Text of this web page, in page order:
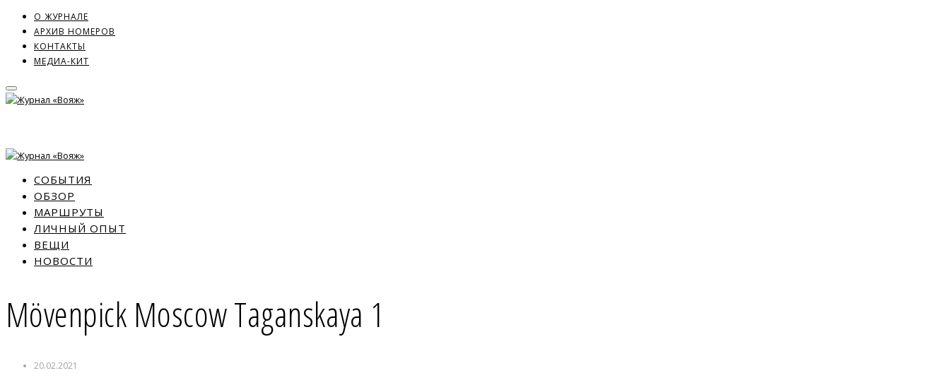
О ЖУРНАЛЕ
АРХИВ НОМЕРОВ
КОНТАКТЫ
МЕДИА-КИТ
СОБЫТИЯ
ОБЗОР
МАРШРУТЫ
ЛИЧНЫЙ ОПЫТ
ВЕЩИ
НОВОСТИ
Mövenpick Moscow Taganskaya 1
20.02.2021